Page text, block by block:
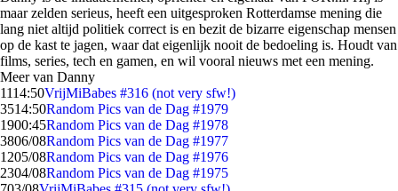
maar zelden serieus, heeft een uitgesproken Rotterdamse mening die
lang niet altijd politiek correct is en bezit de bizarre eigenschap mensen
op de kast te jagen, waar dat eigenlijk nooit de bedoeling is. Houdt van
films, series, tech en gamen, en wil vooral nieuws met een mening.
Meer van Danny
1114:50VrijMiBabes #316 (not very sfw!)
3514:50Random Pics van de Dag #1979
1900:45Random Pics van de Dag #1978
3806/08Random Pics van de Dag #1977
1205/08Random Pics van de Dag #1976
2304/08Random Pics van de Dag #1975